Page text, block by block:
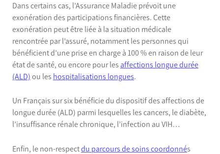
Dans certains cas, l’Assurance Maladie prévoit une
exonération des participations financières. Cette
exonération peut être liée à la situation médicale
rencontrée par l’assuré, notamment les personnes qui
bénéficient d’une prise en charge à 100 % en raison de leur
état de santé, ou encore pour les affections longue durée
(ALD) ou les hospitalisations longues.
Un Français sur six bénéficie du dispositif des affections de
longue durée (ALD) parmi lesquelles les cancers, le diabète,
l’insuffisance rénale chronique, l’infection au VIH…
Enfin, le non-respectdu parcours de soins coordonnés